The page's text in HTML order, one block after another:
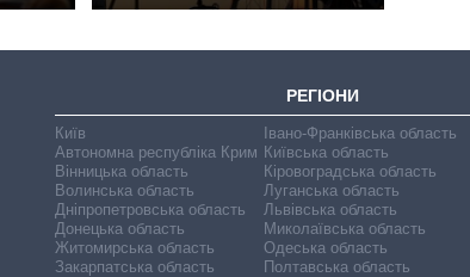
РЕГІОНИ
Київ
Автономна республіка Крим
Вінницька область
Волинська область
Дніпропетровська область
Донецька область
Житомирська область
Закарпатська область
Івано-Франківська область
Київська область
Кіровоградська область
Луганська область
Львівська область
Миколаївська область
Одеська область
Полтавська область